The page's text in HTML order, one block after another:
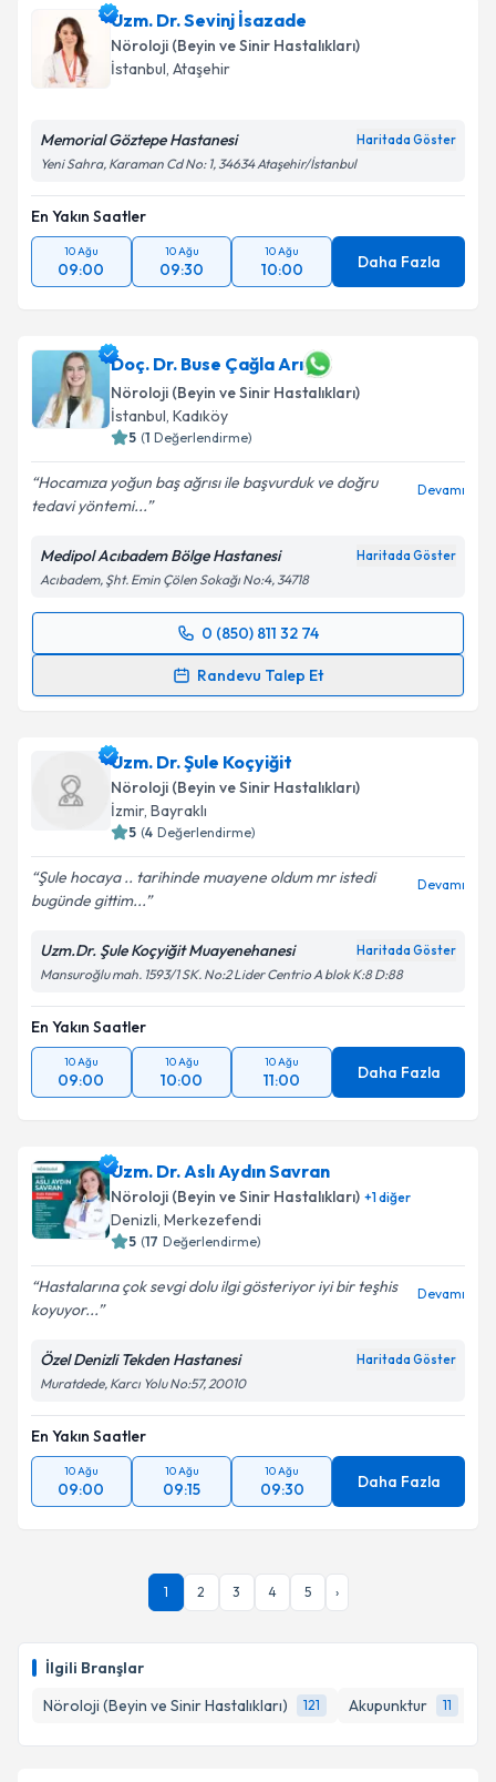
İlgili Branşlar
Nöroloji (Beyin ve Sinir Hastalıkları)
121 Akupunktur 11
takvim hazırlandığında e-posta ile bilgilendireceğiz.
E-posta Adresiniz
Kişisel verilerimin işlenmesine ilişkinAydınlatma
Metni'ni okudum ve kişisel verilerimin belirtilen
kapsamda işlenmesini kabul ediyorum.
Takvim Talebini Gönder
Uzm. Dr. Sevinj İsazade
Nöroloji (Beyin ve Sinir Hastalıkları)
İstanbul, Ataşehir
Memorial Göztepe Hastanesi Haritada Göster
Yeni Sahra, Karaman Cd No: 1, 34634 Ataşehir/İstanbul
En Yakın Saatler
10 Ağu
09:00
10 Ağu
09:30
10 Ağu
10:00 Daha Fazla
Doç. Dr. Buse Çağla Arı
Nöroloji (Beyin ve Sinir Hastalıkları)
İstanbul, Kadıköy
5 (1 Değerlendirme)
Hocamıza yoğun baş ağrısı ile başvurduk ve doğru
tedavi yöntemi...
Devamı
Medipol Acıbadem Bölge Hastanesi Haritada Göster
Acıbadem, Şht. Emin Çölen Sokağı No:4, 34718
0 (850) 811 32 74
Randevu Talep Et
Randevu Takvimi Talebi
takvim hazırlandığında e-posta ile bilgilendireceğiz.
E-posta Adresiniz
kapsamda işlenmesini kabul ediyorum.
Uzm. Dr. Şule Koçyiğit
Nöroloji (Beyin ve Sinir Hastalıkları)
İzmir, Bayraklı
5 (4 Değerlendirme)
Şule hocaya .. tarihinde muayene oldum mr istedi
bugünde gittim...
Devamı
Uzm.Dr. Şule Koçyiğit Muayenehanesi Haritada Göster
Mansuroğlu mah. 1593/1 SK. No:2 Lider Centrio A blok K:8 D:88
En Yakın Saatler
10 Ağu
09:00
10 Ağu
10:00
10 Ağu
11:00 Daha Fazla
Uzm. Dr. Aslı Aydın Savran
Nöroloji (Beyin ve Sinir Hastalıkları) +1diğer
Denizli, Merkezefendi
5 (17 Değerlendirme)
Hastalarına çok sevgi dolu ilgi gösteriyor iyi bir teşhis
koyuyor...
Devamı
Özel Denizli Tekden Hastanesi Haritada Göster
Muratdede, Karcı Yolu No:57, 20010
En Yakın Saatler
10 Ağu
09:00
10 Ağu
09:15
10 Ağu
09:30 Daha Fazla
1 2 3 4 5 ›